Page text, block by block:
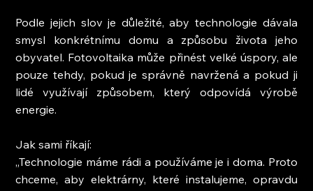
Podle jejich slov je důležité, aby technologie dávala
smysl konkrétnímu domu a způsobu života jeho
obyvatel. Fotovoltaika může přinést velké úspory, ale
pouze tehdy, pokud je správně navržená a pokud ji
lidé využívají způsobem, který odpovídá výrobě
energie.
Jak sami říkají:
„Technologie máme rádi a používáme je i doma. Proto
chceme, aby elektrárny, které instalujeme, opravdu